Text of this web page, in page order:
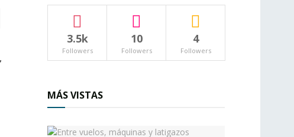
3.5k
Followers
10
Followers
4
Followers
MÁS VISTAS